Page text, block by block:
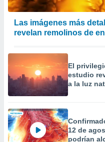
Las imágenes más
revelan remolinos de
El
estudio
a la luz
12 de
podrían